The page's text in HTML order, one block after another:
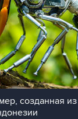
созданная